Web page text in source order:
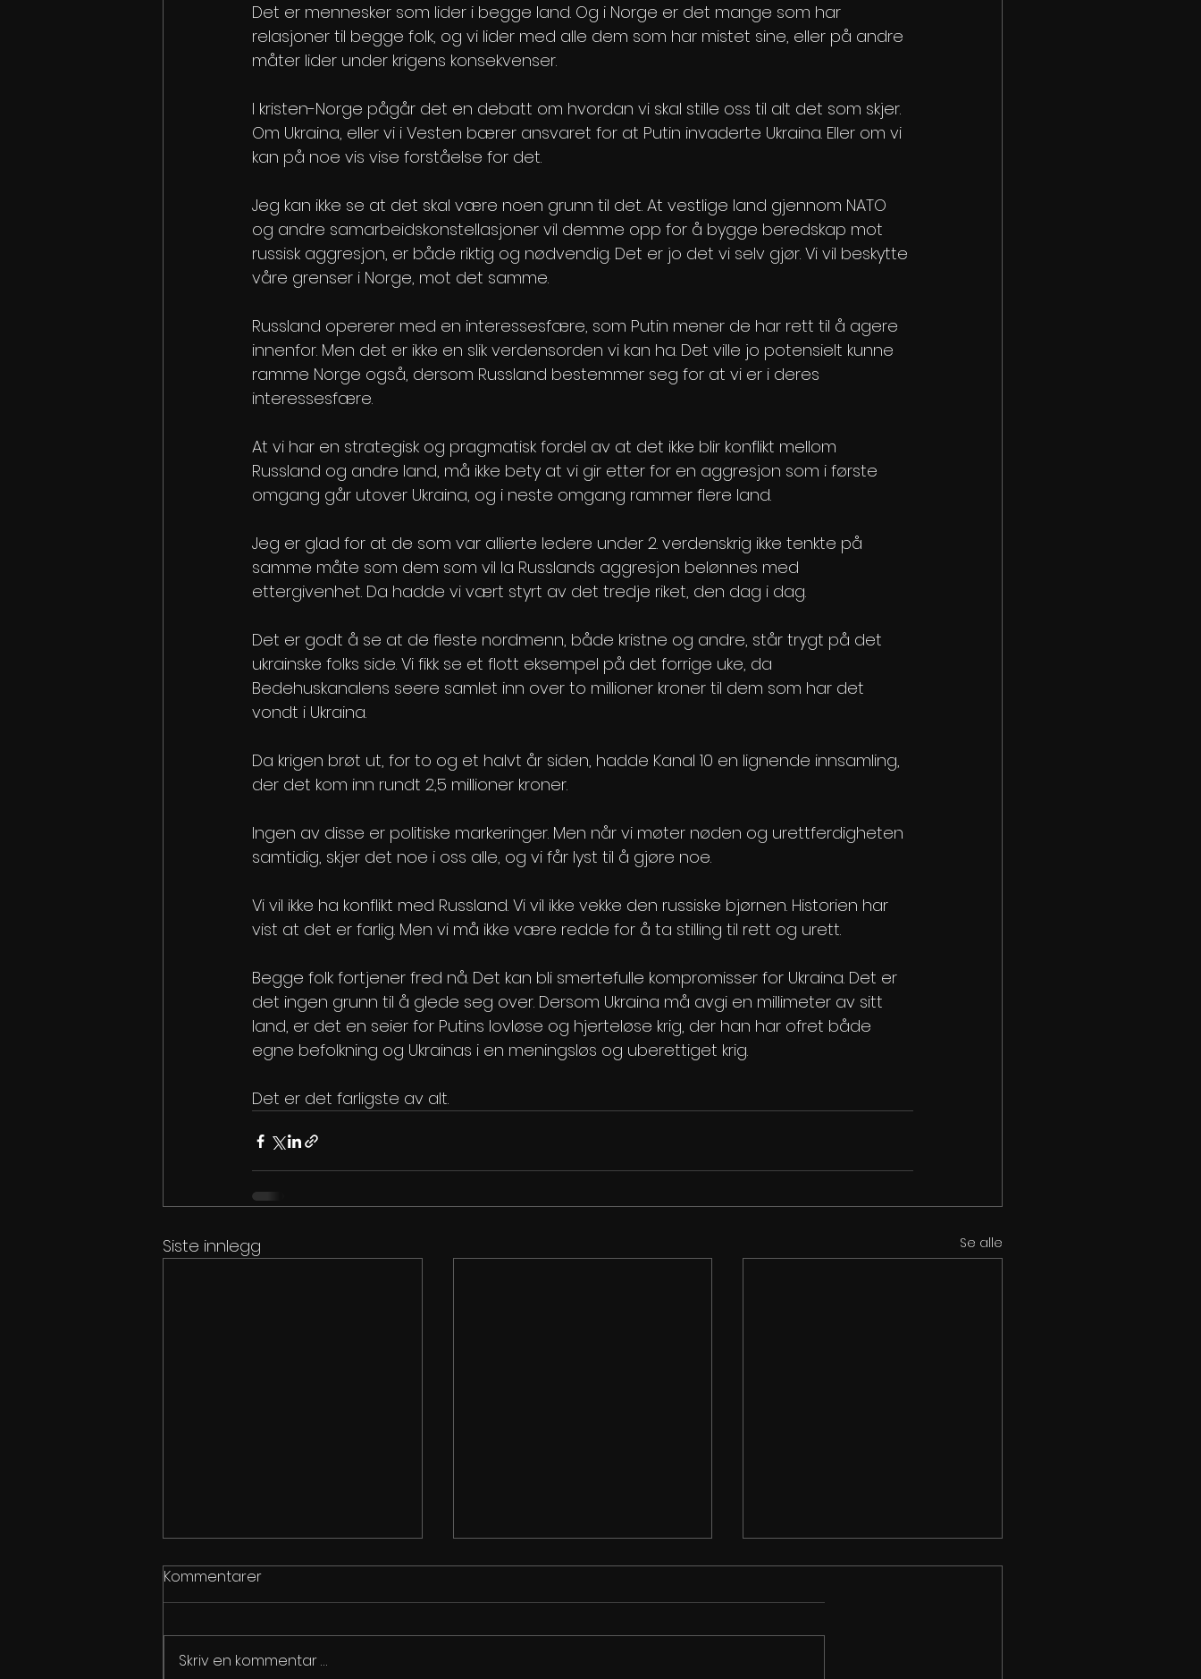
Det er mennesker som lider i begge land. Og i Norge er det mange som har
relasjoner til begge folk, og vi lider med alle dem som har mistet sine, eller på andre
måter lider under krigens konsekvenser.
I kristen-Norge pågår det en debatt om hvordan vi skal stille oss til alt det som skjer.
Om Ukraina, eller vi i Vesten bærer ansvaret for at Putin invaderte Ukraina. Eller om vi
kan på noe vis vise forståelse for det.
Jeg kan ikke se at det skal være noen grunn til det. At vestlige land gjennom NATO
og andre samarbeidskonstellasjoner vil demme opp for å bygge beredskap mot
russisk aggresjon, er både riktig og nødvendig. Det er jo det vi selv gjør. Vi vil beskytte
våre grenser i Norge, mot det samme.
Russland opererer med en interessesfære, som Putin mener de har rett til å agere
innenfor. Men det er ikke en slik verdensorden vi kan ha. Det ville jo potensielt kunne
ramme Norge også, dersom Russland bestemmer seg for at vi er i deres
interessesfære.
At vi har en strategisk og pragmatisk fordel av at det ikke blir konflikt mellom
Russland og andre land, må ikke bety at vi gir etter for en aggresjon som i første
omgang går utover Ukraina, og i neste omgang rammer flere land.
Jeg er glad for at de som var allierte ledere under 2. verdenskrig ikke tenkte på
samme måte som dem som vil la Russlands aggresjon belønnes med
ettergivenhet. Da hadde vi vært styrt av det tredje riket, den dag i dag.
Det er godt å se at de fleste nordmenn, både kristne og andre, står trygt på det
ukrainske folks side. Vi fikk se et flott eksempel på det forrige uke, da
Bedehuskanalens seere samlet inn over to millioner kroner til dem som har det
vondt i Ukraina.
Da krigen brøt ut, for to og et halvt år siden, hadde Kanal 10 en lignende innsamling,
der det kom inn rundt 2,5 millioner kroner.
Ingen av disse er politiske markeringer. Men når vi møter nøden og urettferdigheten
samtidig, skjer det noe i oss alle, og vi får lyst til å gjøre noe.
Vi vil ikke ha konflikt med Russland. Vi vil ikke vekke den russiske bjørnen. Historien har
vist at det er farlig. Men vi må ikke være redde for å ta stilling til rett og urett.
Begge folk fortjener fred nå. Det kan bli smertefulle kompromisser for Ukraina. Det er
det ingen grunn til å glede seg over. Dersom Ukraina må avgi en millimeter av sitt
land, er det en seier for Putins lovløse og hjerteløse krig, der han har ofret både
egne befolkning og Ukrainas i en meningsløs og uberettiget krig.
Det er det farligste av alt.
Siste innlegg Se alle
Kommentarer
Skriv en kommentar …